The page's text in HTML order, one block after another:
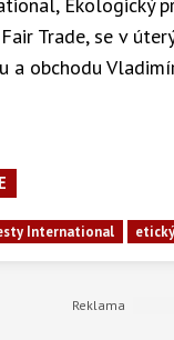
Trade, se v
a obchodu
International